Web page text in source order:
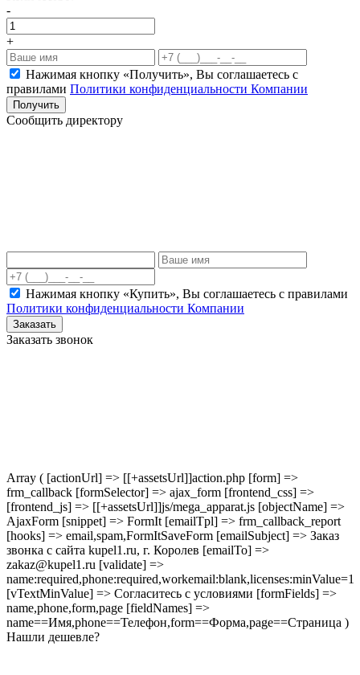
-
+
Нажимая кнопку «Получить», Вы соглашаетесь c
правилами Политики конфиденциальности Компании
Получить
Сообщить директору
Нажимая кнопку «Купить», Вы соглашаетесь c правилами
Политики конфиденциальности Компании
Заказать
Заказать звонок
Array ( [actionUrl] => [[+assetsUrl]]action.php [form] =>
frm_callback [formSelector] => ajax_form [frontend_css] =>
[frontend_js] => [[+assetsUrl]]js/mega_apparat.js [objectName] =>
AjaxForm [snippet] => FormIt [emailTpl] => frm_callback_report
[hooks] => email,spam,FormItSaveForm [emailSubject] => Заказ
звонка с сайта kupel1.ru, г. Королев [emailTo] =>
zakaz@kupel1.ru [validate] =>
name:required,phone:required,workemail:blank,licenses:minValue=1
[vTextMinValue] => Согласитесь с условиями [formFields] =>
name,phone,form,page [fieldNames] =>
name==Имя,phone==Телефон,form==Форма,page==Страница )
Нашли дешевле?